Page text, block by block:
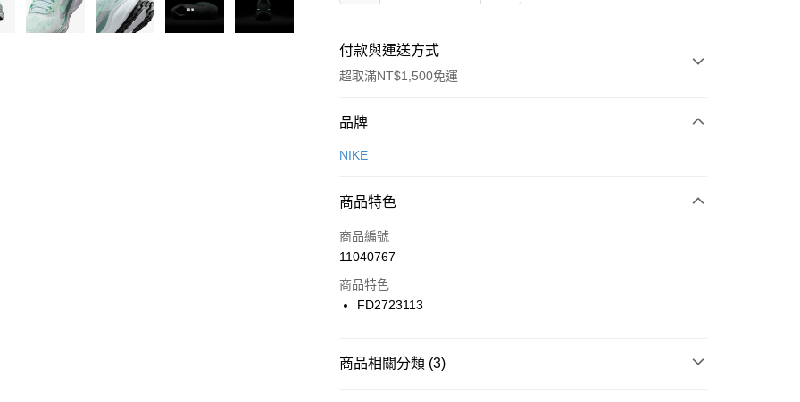
付款與運送方式
超取滿NT$1,500免運
付款方式
信用卡一次付款
合作金庫商業銀行
華南商業銀行
上海商業儲蓄銀行
國泰世華商業銀行
聯邦商業銀行
LINE Pay
Apple Pay
品牌
NIKE
商品特色
商品編號
11040767
商品特色
FD2723113
商品相關分類 (3)